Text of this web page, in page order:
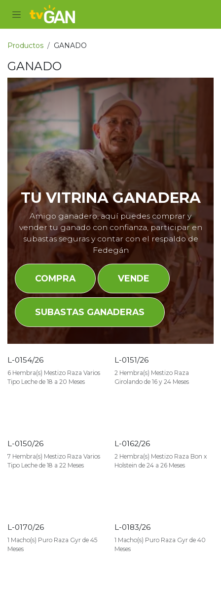
Productos GANADO
GANADO
TU VITRINA GANADERA
Amigo ganadero, aquí puedes comprar y
vender tu ganado con confianza, participar en
subastas seguras y contar con el respaldo de
Fedegán
COMPRA VENDE
SUBASTAS GANADERAS
VENDIDO
L-0154/26
6 Hembra(s) Mestizo Raza Varios
Tipo Leche de 18 a 20 Meses
VENDIDO
L-0151/26
2 Hembra(s) Mestizo Raza
Girolando de 16 y 24 Meses
VENDIDO
L-0150/26
7 Hembra(s) Mestizo Raza Varios
Tipo Leche de 18 a 22 Meses
VENDIDO
L-0162/26
2 Hembra(s) Mestizo Raza Bon x
Holstein de 24 a 26 Meses
VENDIDO
L-0170/26
1 Macho(s) Puro Raza Gyr de 45
Meses
VENDIDO
L-0183/26
1 Macho(s) Puro Raza Gyr de 40
Meses